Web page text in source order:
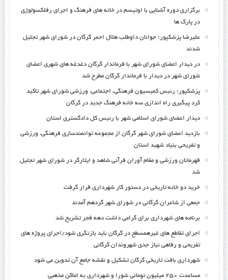
برگزاری دوره آشنایی با اوتیسم در خانه های فرهنگ و اجرای رفلکسولوژی
در پارک ها
علیرضا پزشکپور؛ جوانان داوطلب هلال احمر گرگان در شورای شهر تجلیل
شدند
در دیدار اعضای شورای شهر با فرماندار گرگان دغدغه های شهری اعضای
شورای شهر در دیدار با فرماندار گرگان مطرح شد
پزشکپور؛ رئیس کمیسیون فرهنگی، اجتماعی، ورزشی شورای شهر تاکید
کرد پیگیری راه اندازی سه خانه فرهنگ جدید در گرگان
دیدار اعضای شورای اسلامی شهر با رئیس کل دادگستری استان
بازدید اعضای شورای شهر گرگان از مجموعه توانمندسازی فرهنگی، ورزشی
و تفریحی بنیاد شهید استان
قهرمانان ورزشی و مقام آوران قرآنی شاهد و ایثارگر در شورای شهر تجلیل
شد
خرید دو خانه تاریخی در دستور کار شهرداری قرار گرفت
جمعی از شاعران گرگانی در شورای شهر گردهم آمدند
برنامه های شهرداری برای گرامی داشت دهه فجر تشریح شد
اجرای تقاطع های غیرهمسطح در گرگان باید بازنگری شود/اجرای پروژه های
تفریحی و رفاهی نیاز جدی شهروندان گرگانی
شهرداری بافت تاریخی گرگان تشکیل و نقشه جامع آن تدوین می شود
مساعدت ۲۵۰ میلیون تومانی شورا و شهرداری به اماکن مذهبی